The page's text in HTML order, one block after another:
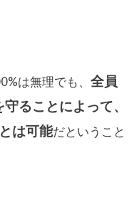
は無理でも、 全員
ることによって、
は可能だということ